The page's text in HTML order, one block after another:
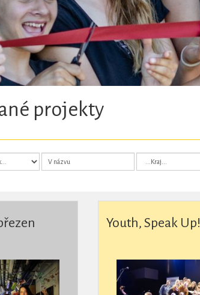
projekty
Youth, Speak Up!